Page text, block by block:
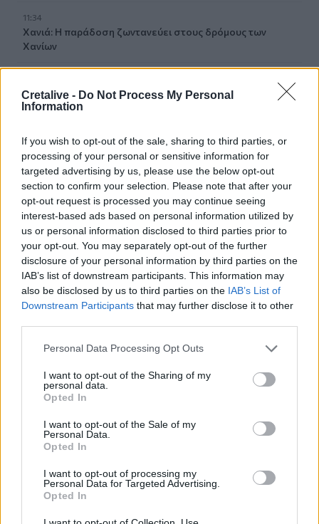
Cretalive - Do Not Process My Personal
Information
If you wish to opt-out of the sale, sharing to third parties, or
processing of your personal or sensitive information for
targeted advertising by us, please use the below opt-out
section to confirm your selection. Please note that after your
opt-out request is processed you may continue seeing
interest-based ads based on personal information utilized by
us or personal information disclosed to third parties prior to
your opt-out. You may separately opt-out of the further
disclosure of your personal information by third parties on the
IAB’s list of downstream participants. This information may
also be disclosed by us to third parties on the IAB’s List of
Downstream Participants that may further disclose it to other
Personal Data Processing Opt Outs
I want to opt-out of the Sharing of my
personal data.
Opted In
I want to opt-out of the Sale of my
Personal Data.
Opted In
I want to opt-out of processing my
Personal Data for Targeted Advertising.
Opted In
11:34
Χανιά: Η παράδοση ζωντανεύει στους δρόμους των
Χανίων
Μήλος: 33χρονος τουρίστας... εγκλωβίστηκε σε βράχο 20
μέτρων και τον διέσωσε το Λιμενικό τα ξημερώματα
11:28
«Η δίκη του Μάνου Χατζιδάκι» στα Χανιά
11:22
Χανιά: Μάχη με τα κύματα για τη διάσωση γυναίκας στον
Καβρό - Συγκλονιστικό βίντεο
ΠΕΡΙΣΣΟΤΕΡΑ
ΣΧΕΤΙΚA AΡΘΡΑ
Κικίλιας: Έρχονται νέες προσλήψεις στο Λιμενικό -
Λιμενικό - "Ενισχύσαμε ήδη την
Μαρινάκης για Αλ. Τσίπρα: Η συλλογική μνήμη δεν
ΕΛΛAΔΑ 12:42